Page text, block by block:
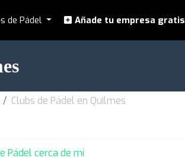
de Pádel Añade tu empresa gratis
Clubs de Pádel en Quilmes
Pádel cerca de mí